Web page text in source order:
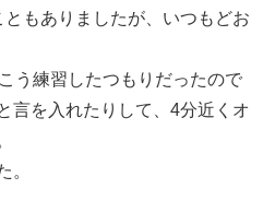
もありましたが、いつもどお
う練習したつもりだったので
言を入れたりして、4分近くオ
。